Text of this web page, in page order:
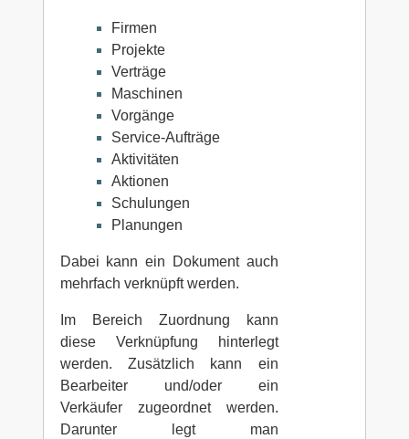
Firmen
Projekte
Verträge
Maschinen
Vorgänge
Service-Aufträge
Aktivitäten
Aktionen
Schulungen
Planungen
Dabei kann ein Dokument auch
mehrfach verknüpft werden.
Im Bereich Zuordnung kann
diese Verknüpfung hinterlegt
werden. Zusätzlich kann ein
Bearbeiter und/oder ein
Verkäufer zugeordnet werden.
Darunter legt man